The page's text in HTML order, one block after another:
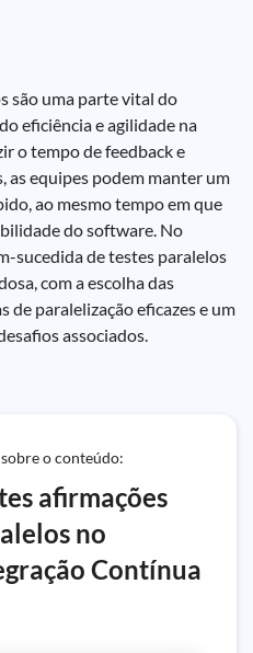
são uma parte vital do
eficiência e agilidade na
o tempo de feedback e
as equipes podem manter um
ao mesmo tempo em que
do software. No
sucedida de testes paralelos
com a escolha das
de paralelização eficazes e um
associados.
o conteúdo:
afirmações
no
Contínua